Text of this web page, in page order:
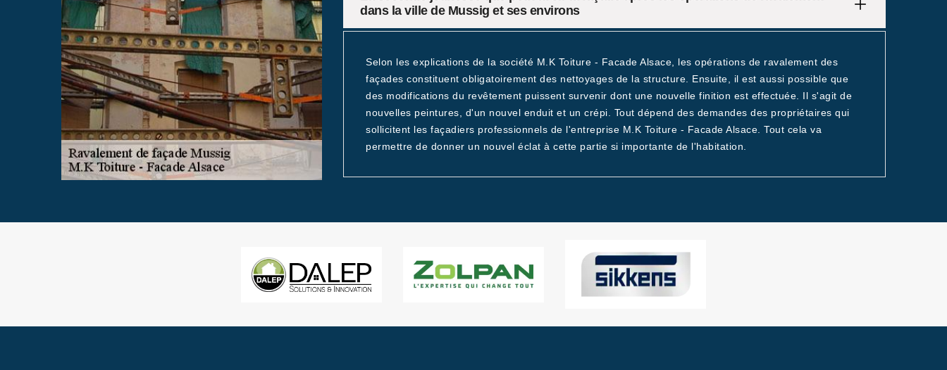
dans la ville de Mussig et ses environs
Selon les explications de la société M.K Toiture - Facade Alsace, les opérations de ravalement des
façades constituent obligatoirement des nettoyages de la structure. Ensuite, il est aussi possible que
des modifications du revêtement puissent survenir dont une nouvelle finition est effectuée. Il s'agit de
nouvelles peintures, d'un nouvel enduit et un crépi. Tout dépend des demandes des propriétaires qui
sollicitent les façadiers professionnels de l'entreprise M.K Toiture - Facade Alsace. Tout cela va
permettre de donner un nouvel éclat à cette partie si importante de l'habitation.